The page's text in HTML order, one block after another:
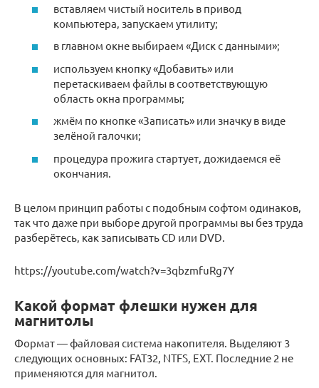
вставляем чистый носитель в привод
компьютера, запускаем утилиту;
в главном окне выбираем «Диск с данными»;
используем кнопку «Добавить» или
перетаскиваем файлы в соответствующую
область окна программы;
жмём по кнопке «Записать» или значку в виде
зелёной галочки;
процедура прожига стартует, дожидаемся её
окончания.
В целом принцип работы с подобным софтом одинаков,
так что даже при выборе другой программы вы без труда
разберётесь, как записывать CD или DVD.
https://youtube.com/watch?v=3qbzmfuRg7Y
Какой формат флешки нужен для
магнитолы
Формат — файловая система накопителя. Выделяют 3
следующих основных: FAT32, NTFS, EXT. Последние 2 не
применяются для магнитол.